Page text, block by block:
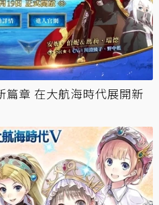
篇章 在大航海時代展開新